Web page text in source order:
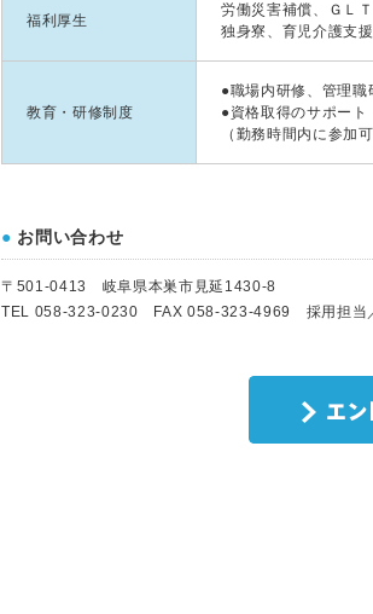
福利厚生
労働災害補償、ＧＬ
独身寮、育児介護支
教育・研修制度
●職場内研修、管理
●資格取得のサポート
（勤務時間内に参加
● お問い合わせ
〒501-0413 岐阜県本巣市見延1430-8
TEL 058-323-0230 FAX 058-323-4969 採用担当